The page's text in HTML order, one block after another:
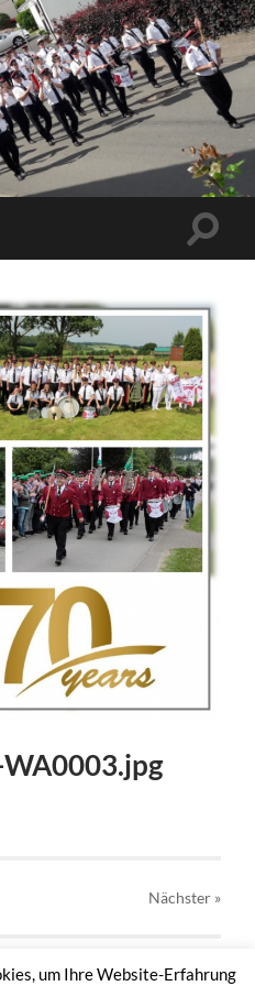
Nächster»
um Ihre Website-Erfahrung